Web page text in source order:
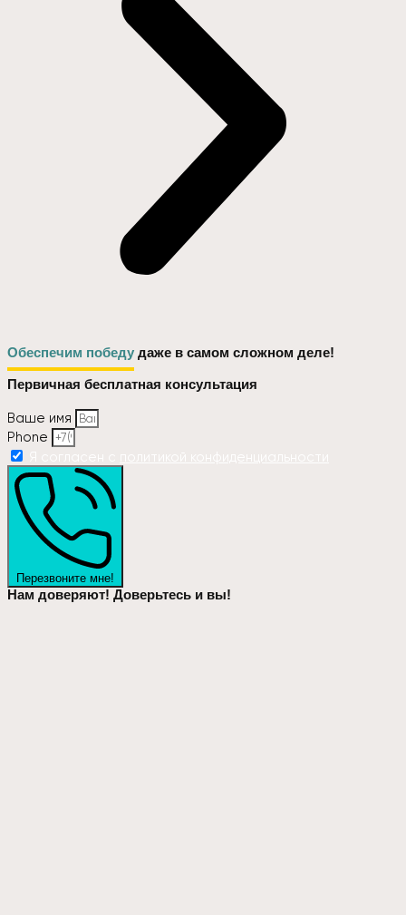
Обеспечим победу даже в самом сложном деле!
Первичная бесплатная консультация
Ваше имя
Phone
Перезвоните мне!
Нам доверяют! Доверьтесь и вы!